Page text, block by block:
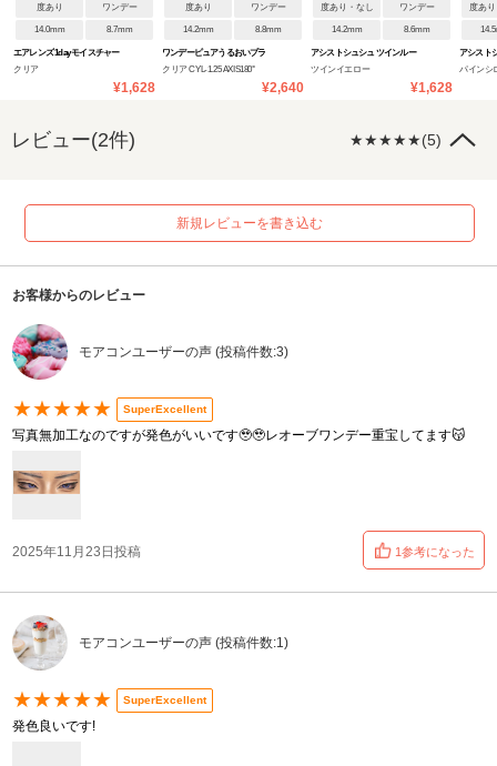
度あり ワンデー
14.0mm 8.7mm
エアレンズ 1day モイスチャー
クリア
¥1,628
度あり ワンデー
14.2mm 8.8mm
ワンデーピュアうるおいプラ
クリア CYL-1.25 AXIS180°
¥2,640
度あり・なし ワンデー
14.2mm 8.6mm
アシストシュシュ ツインルー
ツインイエロー
¥1,628
度あ
アシスト
パインシ
レビュー(2件) ★★★★★(5)
新規レビューを書き込む
お客様からのレビュー
モアコンユーザーの声 (投稿件数:3)
★★★★★ SuperExcellent
写真無加工なのですが発色がいいです🥹🥹レオーブワンデー重宝してます😽
2025年11月23日投稿 1参考になった
モアコンユーザーの声 (投稿件数:1)
★★★★★ SuperExcellent
発色良いです!